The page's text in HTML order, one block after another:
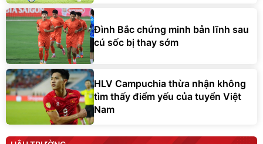
Đình Bắc chứng minh bản lĩnh sau
cú sốc bị thay sớm
HLV Campuchia thừa nhận không
tìm thấy điểm yếu của tuyển Việt
Nam